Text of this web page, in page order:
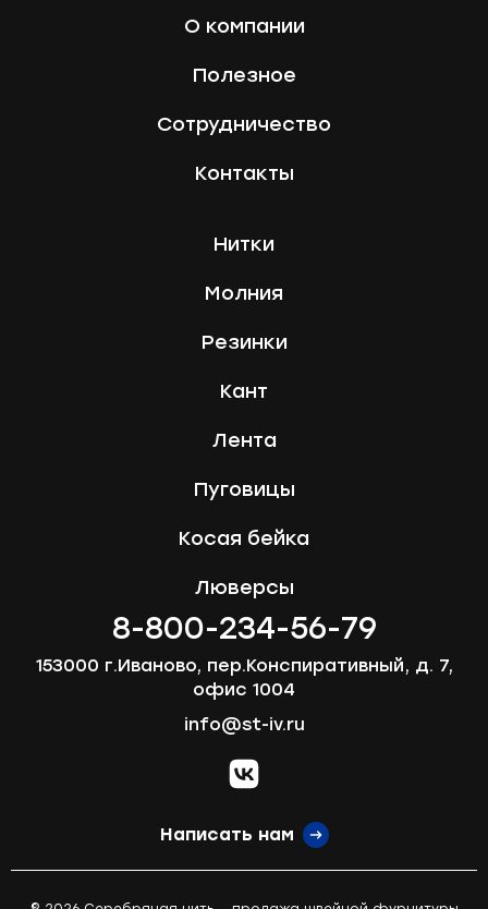
О компании
Полезное
Сотрудничество
Контакты
Нитки
Молния
Резинки
Кант
Лента
Пуговицы
Косая бейка
Люверсы
8-800-234-56-79
153000 г.Иваново, пер.Конспиративный, д. 7,
офис 1004
info@st-iv.ru
vk.com
Написать нам